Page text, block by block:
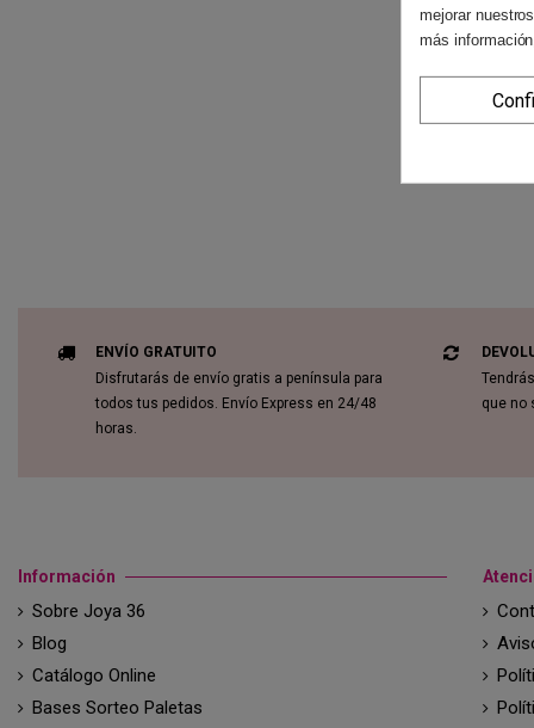
ENVÍO GRATUITO
Disfrutarás de envío gratis a península para
todos tus pedidos. Envío Express en 24/48
horas.
que no
Información
Sobre Joya 36
Blog
Catálogo Online
Bases Sorteo Paletas
mejorar
más